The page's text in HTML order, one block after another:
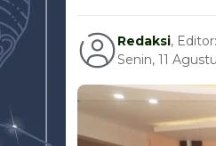
Redaksi, Editor:
Senin, 11